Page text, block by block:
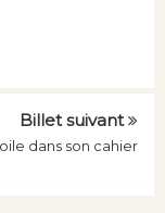
Billet suivant
dans son cahier